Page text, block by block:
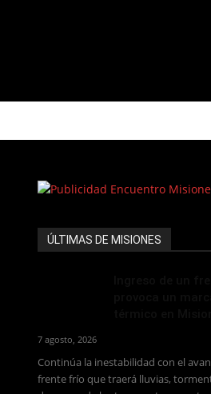
ÚLTIMAS DE MISIONES
7 agosto, 2026
Continúa la inestabilidad con el
frente frío que traerá lluvias,